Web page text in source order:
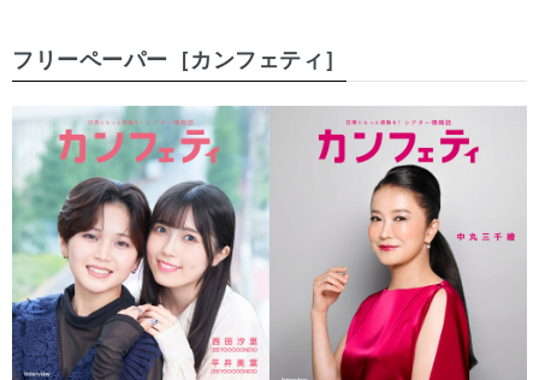
フリーペーパー［カンフェティ］